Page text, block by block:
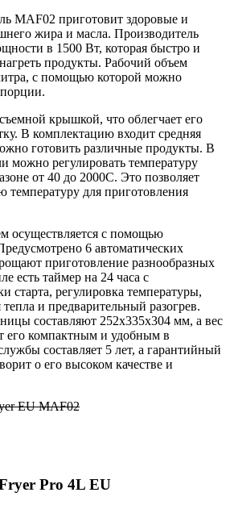
MAF02 приготовит здоровые и
жира и масла. Производитель
в 1500 Вт, которая быстро и
продукты. Рабочий объем
с помощью которой можно
крышкой, что облегчает его
В комплектацию входит средняя
готовить различные продукты. В
можно регулировать температуру
от 40 до 2000С. Это позволяет
температуру для приготовления
осуществляется с помощью
6 автоматических
приготовление разнообразных
есть таймер на 24 часа с
старта, регулировка температуры,
и предварительный разогрев.
составляют 252x335x304 мм, а вес
его компактным и удобным в
составляет 5 лет, а гарантийный
о его высоком качестве и
EU MAF02
Pro 4L EU